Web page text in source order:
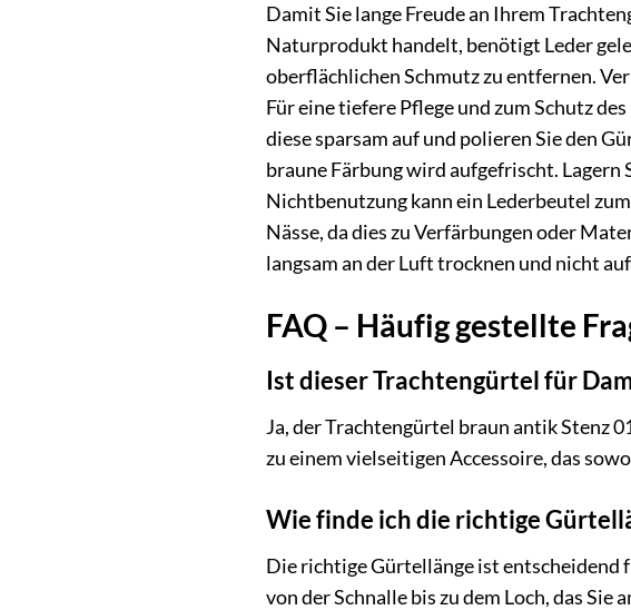
Damit Sie lange Freude an Ihrem
Naturprodukt handelt, benötigt Leder
oberflächlichen Schmutz zu entfernen.
Für eine tiefere Pflege und zum Schutz
diese sparsam auf und polieren Sie den
braune Färbung wird aufgefrischt. Lagern
Nichtbenutzung kann ein Lederbeutel
Nässe, da dies zu Verfärbungen oder
langsam an der Luft trocknen und nicht
FAQ – Häufig gestellte
Ist dieser Trachtengürtel für
Ja, der Trachtengürtel braun antik Stenz
zu einem vielseitigen Accessoire, das
Wie finde ich die richtige
Die richtige Gürtellänge ist entscheidend
von der Schnalle bis zu dem Loch, das